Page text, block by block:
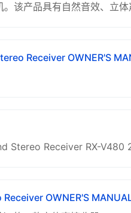
该产品具有自然音效、立体
Receiver OWNER'S
Stereo Receiver RX-V480
OWNER'S